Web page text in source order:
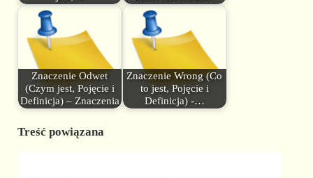
Znaczenie Odwet
(Czym jest, Pojęcie i
Definicja) – Znaczenia
Znaczenie Wrong (Co
to jest, Pojęcie i
Definicja) -…
Treść powiązana